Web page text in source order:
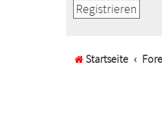
Registrieren
Startseite